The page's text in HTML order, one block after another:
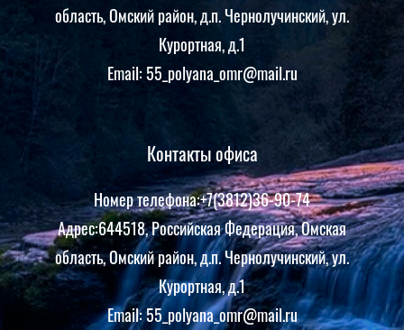
область, Омский район, д.п. Чернолучинский, ул.
Курортная, д.1
Email: 55_polyana_omr@mail.ru
Контакты офиса
Номер телефона:+7(3812)36-90-74
Адрес:644518, Российская Федерация, Омская
область, Омский район, д.п. Чернолучинский, ул.
Курортная, д.1
Email: 55_polyana_omr@mail.ru